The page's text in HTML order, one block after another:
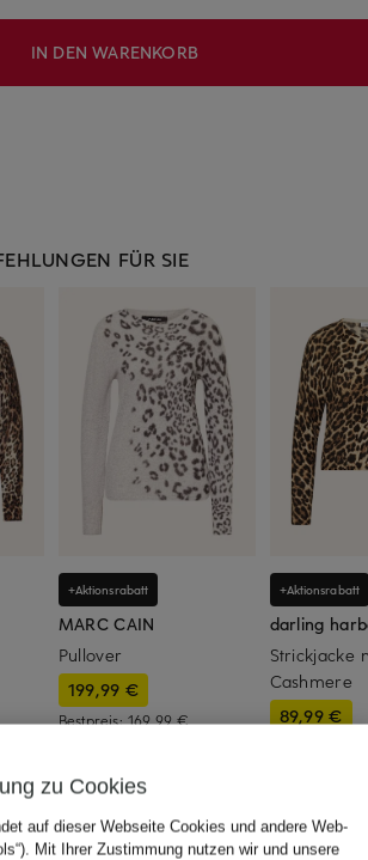
IN DEN WARENKORB
FÜR SIE
+Aktionsrabatt
MARC CAIN
Pullover
199,99 €
Bestpreis:169,99 €
+Aktionsrabatt
darling
Strickjacke
Cashmere
89,99 €
ENTDECKEN
zu Cookies
auf dieser Webseite Cookies und andere Web-
Mit Ihrer Zustimmung nutzen wir und unsere